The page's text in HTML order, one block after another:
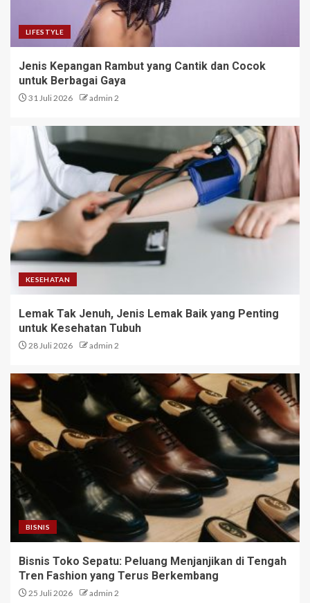
LIFESTYLE
Jenis Kepangan Rambut yang Cantik dan Cocok
untuk Berbagai Gaya
31 Juli 2026 admin 2
KESEHATAN
Lemak Tak Jenuh, Jenis Lemak Baik yang Penting
untuk Kesehatan Tubuh
28 Juli 2026 admin 2
BISNIS
Bisnis Toko Sepatu: Peluang Menjanjikan di Tengah
Tren Fashion yang Terus Berkembang
25 Juli 2026 admin 2